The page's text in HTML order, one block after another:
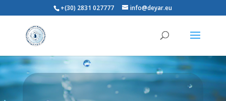
+(30) 2831 027777 info@deyar.eu